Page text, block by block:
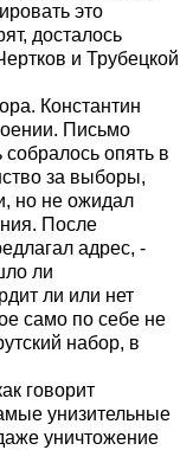
это
досталось
и Трубецкой
Константин
Письмо
опять в
за выборы,
но не ожидал
После
адрес, -
ли
ли или нет
само по себе не
набор, в
говорит
унизительные
уничтожение